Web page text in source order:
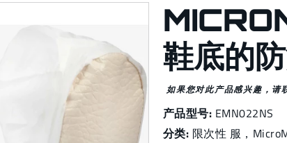
鞋底的
如果您对此产品感兴趣，请
产品型号: EMN022NS
分类: 限次性 服 ，